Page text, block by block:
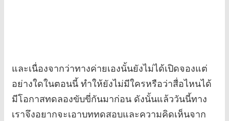
และเนื่องจากว่าทางค่ายเองนั้นยังไม่ได้เปิดจองแต่
อย่างใดในตอนนี้ ทำให้ยังไม่มีใครหรือว่าสื่อไหนได้
มีโอกาสทดลองขับขี่กันมาก่อน ดังนั้นแล้ววันนี้ทาง
เราจึงอยากจะเอาบททดสอบและความคิดเห็นจาก